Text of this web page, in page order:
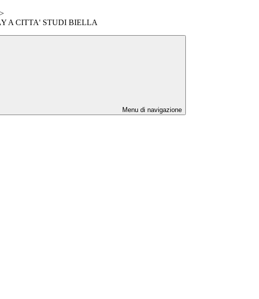
>
A CITTA' STUDI BIELLA
Menu di navigazione